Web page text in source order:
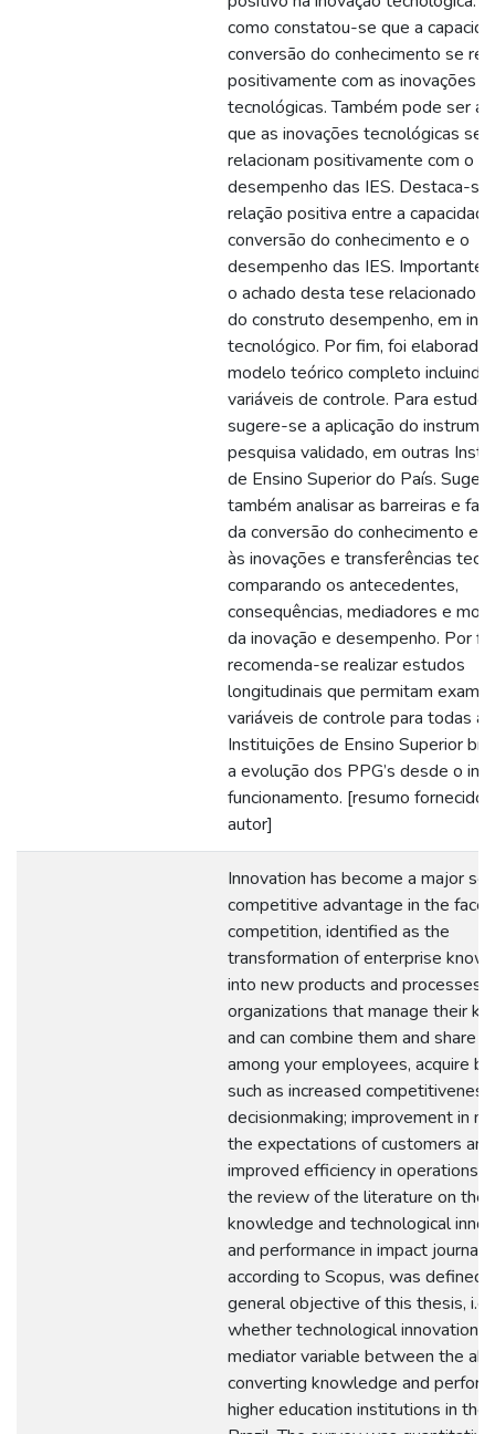
como constatou-se que a
conversão do conhecimento se
positivamente com as inovações
tecnológicas. Também pode ser
que as inovações tecnológicas se
relacionam positivamente com o
desempenho das IES. Destaca-se
relação positiva entre a
conversão do conhecimento e o
desempenho das IES. Importante
o achado desta tese relacionado à
do construto desempenho, em
tecnológico. Por fim, foi elaborado
modelo teórico completo incluindo
variáveis de controle. Para
sugere-se a aplicação do
pesquisa validado, em outras
de Ensino Superior do País.
também analisar as barreiras e
da conversão do conhecimento
às inovações e transferências
comparando os antecedentes,
consequências, mediadores e
da inovação e desempenho. Por
recomenda-se realizar estudos
longitudinais que permitam
variáveis de controle para todas as
Instituições de Ensino Superior
a evolução dos PPG’s desde o
funcionamento. [resumo fornecido
autor]
Innovation has become a major
competitive advantage in the face
competition, identified as the
transformation of enterprise
into new products and processes.
organizations that manage their
and can combine them and share
among your employees, acquire
such as increased
decisionmaking; improvement in
the expectations of customers and
improved efficiency in operations.
the review of the literature on the
knowledge and technological
and performance in impact journals,
according to Scopus, was defined
general objective of this thesis,
whether technological innovation
mediator variable between the
converting knowledge and
higher education institutions in the